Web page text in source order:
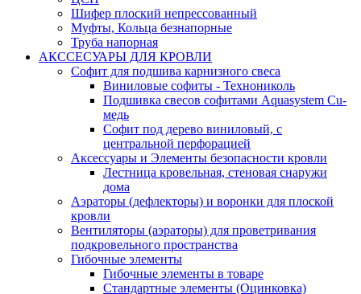
Шифер плоский непрессованный
Муфты, Кольца безнапорные
Труба напорная
АКССЕСУАРЫ ДЛЯ КРОВЛИ
Софит для подшива карнизного свеса
Виниловые софиты - Технониколь
Подшивка свесов софитами Aquasystem Cu-
медь
Софит под дерево виниловый, с
центральной перфорацией
Аксессуары и Элементы безопасности кровли
Лестница кровельная, стеновая снаружи
дома
Аэраторы (дефлекторы) и воронки для плоской
кровли
Вентиляторы (аэраторы) для проветривания
подкровельного пространства
Гибочные элементы
Гибочные элементы в товаре
Стандартные элементы (Оцинковка)